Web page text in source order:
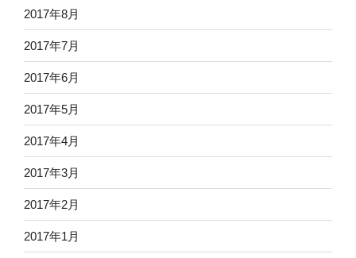
2017年8月
2017年7月
2017年6月
2017年5月
2017年4月
2017年3月
2017年2月
2017年1月